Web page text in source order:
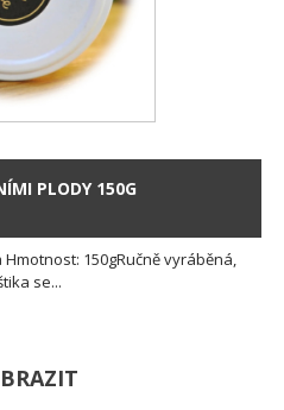
PLODY 150G
150gRučně vyráběná,
se...